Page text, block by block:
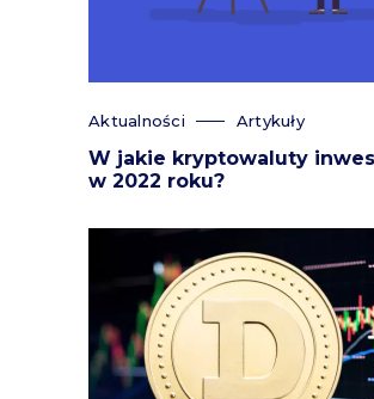
Aktualności Artykuły
W jakie kryptowaluty
w 2022 roku?